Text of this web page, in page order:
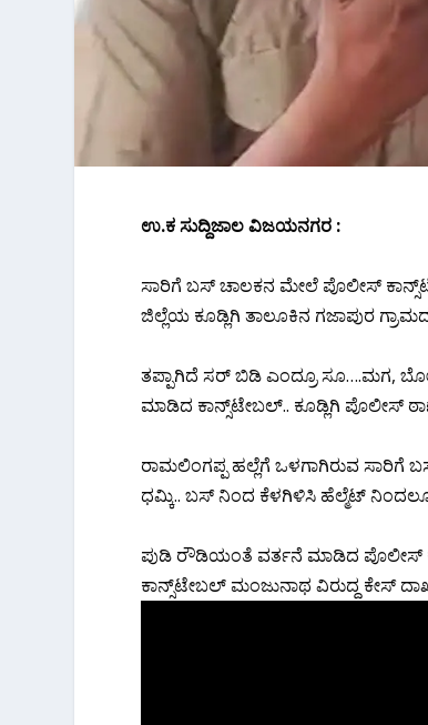
ಉ.ಕ ಸುದ್ದಿಜಾಲ ವಿಜಯನಗರ :
ಸಾರಿಗೆ ಬಸ್ ಚಾಲಕನ ಮೇಲೆ ಪೊಲೀಸ್
ಜಿಲ್ಲೆಯ ಕೂಡ್ಲಿಗಿ ತಾಲೂಕಿನ ಗಜಾಪುರ
ತಪ್ಪಾಗಿದೆ ಸರ್ ಬಿಡಿ ಎಂದ್ರೂ ಸೂ….ಮಗ,
ಮಾಡಿದ ಕಾನ್ಸ್‌ಟೇಬಲ್.. ಕೂಡ್ಲಿಗಿ ಪೊಲೀಸ್
ರಾಮಲಿಂಗಪ್ಪ ಹಲ್ಲೆಗೆ ಒಳಗಾಗಿರುವ
ಧಮ್ಕಿ.. ಬಸ್ ನಿಂದ ಕೆಳಗಿಳಿಸಿ ಹೆಲ್ಮೆಟ್
ಪುಡಿ ರೌಡಿಯಂತೆ ವರ್ತನೆ ಮಾಡಿದ ಪೊಲೀಸ್
ಕಾನ್ಸ್‌ಟೇಬಲ್ ಮಂಜುನಾಥ ವಿರುದ್ದ ಕೇಸ್